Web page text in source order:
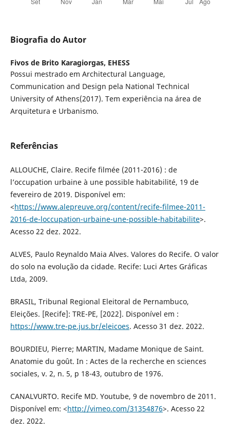
Biografia do Autor
Fivos de Brito Karagiorgas, EHESS
Possui mestrado em Architectural Language,
Communication and Design pela National Technical
University of Athens(2017). Tem experiência na área de
Arquitetura e Urbanismo.
Referências
ALLOUCHE, Claire. Recife filmée (2011-2016) : de
l’occupation urbaine à une possible habitabilité, 19 de
fevereiro de 2019. Disponível em:
<https://www.alepreuve.org/content/recife-filmee-2011-
2016-de-loccupation-urbaine-une-possible-habitabilite>.
Acesso 22 dez. 2022.
ALVES, Paulo Reynaldo Maia Alves. Valores do Recife. O valor
do solo na evolução da cidade. Recife: Luci Artes Gráficas
Ltda, 2009.
BRASIL, Tribunal Regional Eleitoral de Pernambuco,
Eleições. [Recife]: TRE-PE, [2022]. Disponível em :
https://www.tre-pe.jus.br/eleicoes. Acesso 31 dez. 2022.
BOURDIEU, Pierre; MARTIN, Madame Monique de Saint.
Anatomie du goût. In : Actes de la recherche en sciences
sociales, v. 2, n. 5, p 18-43, outubro de 1976.
CANALVURTO. Recife MD. Youtube, 9 de novembro de 2011.
Disponível em: <http://vimeo.com/31354876>. Acesso 22
dez. 2022.